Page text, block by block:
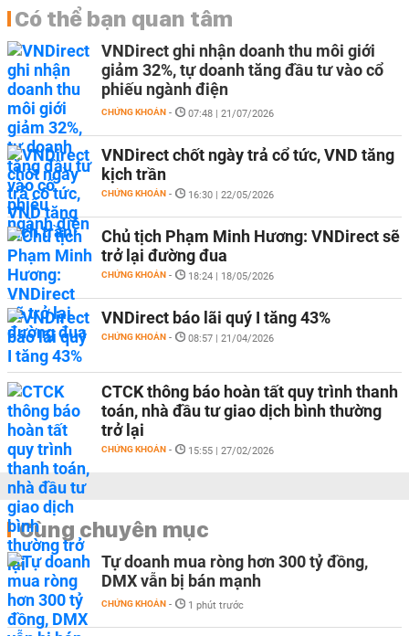
Có thể bạn quan tâm
VNDirect ghi nhận doanh thu môi giới
giảm 32%, tự doanh tăng đầu tư vào cổ
phiếu ngành điện
CHỨNG KHOÁN - 07:48 | 21/07/2026
VNDirect chốt ngày trả cổ tức, VND tăng
kịch trần
CHỨNG KHOÁN - 16:30 | 22/05/2026
Chủ tịch Phạm Minh Hương: VNDirect sẽ
trở lại đường đua
CHỨNG KHOÁN - 18:24 | 18/05/2026
VNDirect báo lãi quý I tăng 43%
CHỨNG KHOÁN - 08:57 | 21/04/2026
CTCK thông báo hoàn tất quy trình thanh
toán, nhà đầu tư giao dịch bình thường
trở lại
CHỨNG KHOÁN - 15:55 | 27/02/2026
Cùng chuyên mục
Tự doanh mua ròng hơn 300 tỷ đồng,
DMX vẫn bị bán mạnh
CHỨNG KHOÁN - 1 phút trước